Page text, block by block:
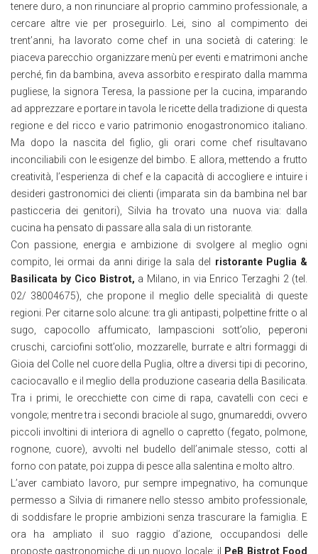
tenere duro, a non rinunciare al proprio cammino professionale, a
cercare altre vie per proseguirlo. Lei, sino al compimento dei
trent’anni, ha lavorato come chef in una società di catering: le
piaceva parecchio organizzare menù per eventi e matrimoni anche
perché, fin da bambina, aveva assorbito e respirato dalla mamma
pugliese, la signora Teresa, la passione per la cucina, imparando
ad apprezzare e portare in tavola le ricette della tradizione di questa
regione e del ricco e vario patrimonio enogastronomico italiano.
Ma dopo la nascita del figlio, gli orari come chef risultavano
inconciliabili con le esigenze del bimbo. E allora, mettendo a frutto
creatività, l’esperienza di chef e la capacità di accogliere e intuire i
desideri gastronomici dei clienti (imparata sin da bambina nel bar
pasticceria dei genitori), Silvia ha trovato una nuova via: dalla
cucina ha pensato di passare alla sala di un ristorante.
Con passione, energia e ambizione di svolgere al meglio ogni
compito, lei ormai da anni dirige la sala del ristorante Puglia &
Basilicata by Cico Bistrot, a Milano, in via Enrico Terzaghi 2 (tel.
02/ 38004675), che propone il meglio delle specialità di queste
regioni. Per citarne solo alcune: tra gli antipasti, polpettine fritte o al
sugo, capocollo affumicato, lampascioni sott’olio, peperoni
cruschi, carciofini sott’olio, mozzarelle, burrate e altri formaggi di
Gioia del Colle nel cuore della Puglia, oltre a diversi tipi di pecorino,
caciocavallo e il meglio della produzione casearia della Basilicata.
Tra i primi, le orecchiette con cime di rapa, cavatelli con ceci e
vongole; mentre tra i secondi braciole al sugo, gnumareddi, ovvero
piccoli involtini di interiora di agnello o capretto (fegato, polmone,
rognone, cuore), avvolti nel budello dell’animale stesso, cotti al
forno con patate, poi zuppa di pesce alla salentina e molto altro.
L’aver cambiato lavoro, pur sempre impegnativo, ha comunque
permesso a Silvia di rimanere nello stesso ambito professionale,
di soddisfare le proprie ambizioni senza trascurare la famiglia. E
ora ha ampliato il suo raggio d’azione, occupandosi delle
proposte gastronomiche di un nuovo locale: il
PeB Bistrot Food